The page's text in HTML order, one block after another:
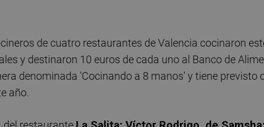
de cuatro restaurantes de Valencia cocinaron
y destinaron 10 euros de cada uno al Banco de
denominada 'Cocinando a 8 manos' y tiene previsto
año.